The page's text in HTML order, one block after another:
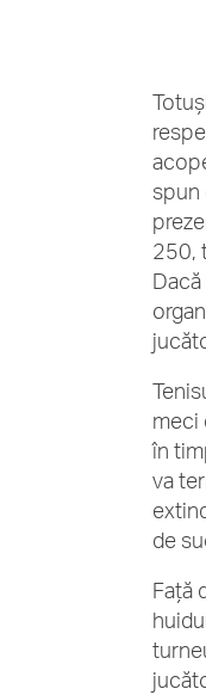
spun
250,
meci
în
va
de
Faţă